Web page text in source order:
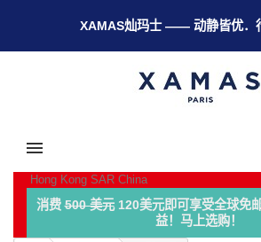
XAMAS灿玛士 —— 动静皆优．
Hong Kong SAR China
消费500 美元120美元即可享受全球免
益！马上选购！